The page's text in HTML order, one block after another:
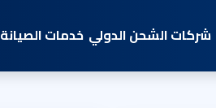
شركات الشحن الدولي خدمات الصيانة